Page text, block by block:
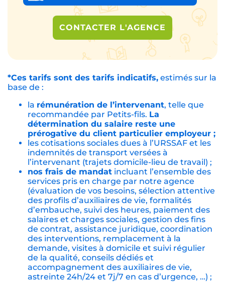
CONTACTER L'AGENCE
*Ces tarifs sont des tarifs indicatifs, estimés sur la
base de :
la rémunération de l’intervenant, telle que
recommandée par Petits-fils. La
détermination du salaire reste une
prérogative du client particulier employeur ;
les cotisations sociales dues à l’URSSAF et les
indemnités de transport versées à
l’intervenant (trajets domicile-lieu de travail) ;
nos frais de mandat incluant l’ensemble des
services pris en charge par notre agence
(évaluation de vos besoins, sélection attentive
des profils d’auxiliaires de vie, formalités
d’embauche, suivi des heures, paiement des
salaires et charges sociales, gestion des fins
de contrat, assistance juridique, coordination
des interventions, remplacement à la
demande, visites à domicile et suivi régulier
de la qualité, conseils dédiés et
accompagnement des auxiliaires de vie,
astreinte 24h/24 et 7j/7 en cas d’urgence, …) ;